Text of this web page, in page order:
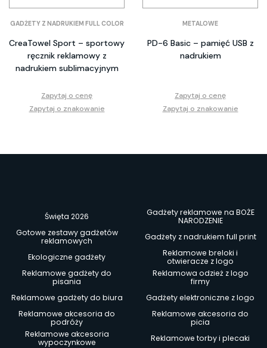
GADŻETY Z NADRUKIEM FULL COLOR
CreaTowel Sport – sportowy
ręcznik reklamowy z
nadrukiem sublimacyjnym
Zapytaj o cenę
Zapytaj o znakowanie
METALOWE
PD-6 Basic – pamięć USB z
nadrukiem
Zapytaj o cenę
Zapytaj o znakowanie
Święta 2026
Gadżety reklamowe na BOŻE
NARODZENIE
Gotowe zestawy gadżetów
reklamowych
Gadżety z nadrukiem full print
Ekologiczne gadżety
Reklamowe breloki i
otwieracze z logo
Reklamowe gadżety do
pisania
Reklamowa odzież z logo
firmy
Reklamowe gadżety do biura
Gadżety elektroniczne z logo
Reklamowe akcesoria do
podróży
Reklamowe akcesoria do
picia
Reklamowe akcesoria
wypoczynkowe
Reklamowe torby i plecaki